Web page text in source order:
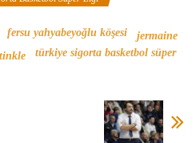
fersu yahyabeyoğlu köşesi
jermaine
türkiye sigorta basketbol süper